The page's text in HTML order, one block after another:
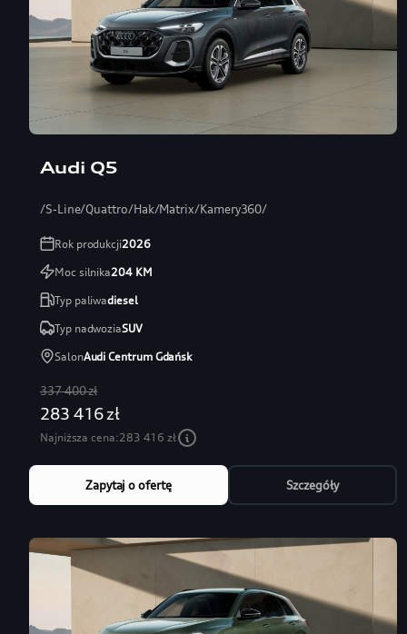
Audi Q5
/S-Line/Quattro/Hak/Matrix/Kamery360/
Rok produkcji2026
Moc silnika204KM
Typ paliwadiesel
Typ nadwoziaSUV
SalonAudi Centrum Gdańsk
337 400 zł
283 416 zł
Najniższa cena:283 416 zł
Zapytaj o ofertę Szczegóły